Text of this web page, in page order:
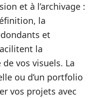
et à l’archivage :
la
et
la
vos visuels. La
ou d’un portfolio
vos projets avec